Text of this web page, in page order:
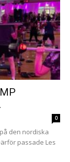
0
den nordiska
passade Les